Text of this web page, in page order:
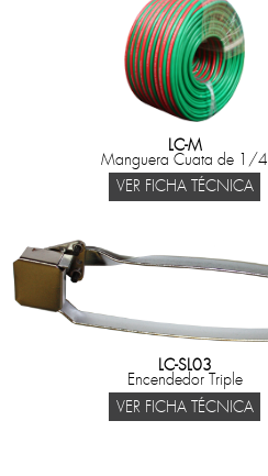
LC-M
Manguera Cuata de 1/4
VER FICHA TÉCNICA
LC-SL03
Encendedor Triple
VER FICHA TÉCNICA